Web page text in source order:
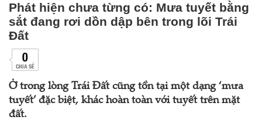
Phát hiện chưa từng có: Mưa tuyết bằng
sắt đang rơi dồn dập bên trong lõi Trái
Đất
0
CHIA SẺ
Ở trong lòng Trái Đất cũng tồn tại một dạng ‘mưa
tuyết’ đặc biệt, khác hoàn toàn với tuyết trên mặt
đất.